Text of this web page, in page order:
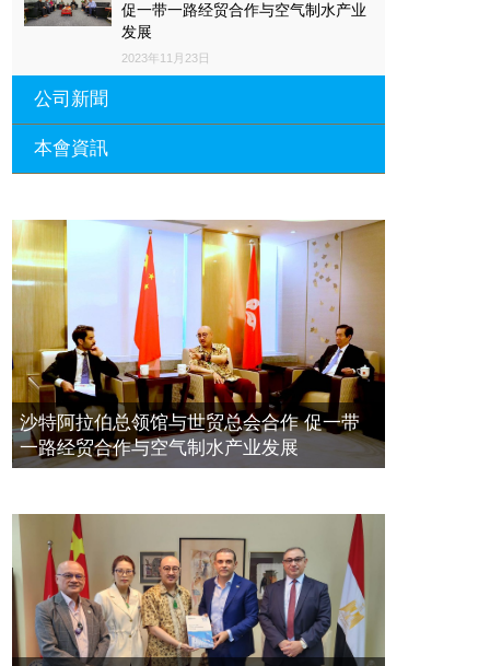
促一带一路经贸合作与空气制水产业
发展
2023年11月23日
公司新聞
一带一路经贸合作与空气制水产业发
2023年11月23日
埃及总领事会晤拿督斯里吴罡豪 促一
带一路经贸合作与空气制水产业发展
2023年11月23日
拿督斯里吴罡豪晤土耳其总领事 促一
带一路经贸合作与空气制水产业发展
2023年11月23日
本會資訊
長瑚蒞臨 天泉鼎豐深圳總部及國際標
量波量子研究院
2021年12月10日
標量波光量子導入系統聯合國總部拿
督斯裏吳達鎔教授首發
2021年12月10日
空氣制水發明人吳達鎔出席聯合國環
境科政商管治聯盟會議
沙特阿拉伯总领馆与世贸总会合作 促一带
一路经贸合作与空气制水产业发展